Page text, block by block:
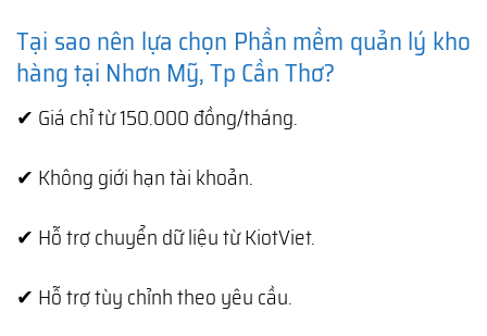
Tại sao nên lựa chọn Phần mềm quản lý kho
hàng tại Nhơn Mỹ, Tp Cần Thơ?
✔ Giá chỉ từ 150.000 đồng/tháng.
✔ Không giới hạn tài khoản.
✔ Hỗ trợ chuyển dữ liệu từ KiotViet.
✔ Hỗ trợ tùy chỉnh theo yêu cầu.